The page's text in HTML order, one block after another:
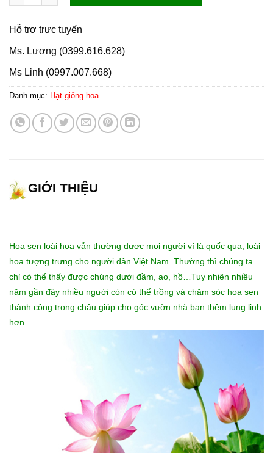
Hỗ trợ trực tuyến
Ms. Lương (0399.616.628)
Ms Linh (0997.007.668)
Danh mục: Hạt giống hoa
GIỚI THIỆU
Hoa sen loài hoa vẫn thường được mọi người ví là quốc qua, loài
hoa tượng trưng cho người dân Việt Nam. Thường thì chúng ta
chỉ có thể thấy được chúng dưới đầm, ao, hồ…Tuy nhiên nhiều
năm gần đây nhiều người còn có thể trồng và chăm sóc hoa sen
thành công trong chậu giúp cho góc vườn nhà bạn thêm lung linh
hơn.